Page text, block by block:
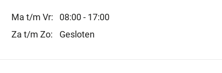
Ma t/m Vr:
08:00 - 17:00
Za t/m Zo:
Gesloten